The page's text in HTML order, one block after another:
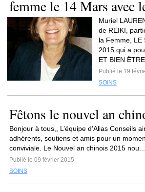
femme le 14 Mars avec
Muriel
de REIKI,
la Femme, LE
2015 qui a
ET BIEN ÊTRE
Publié le 19
SOINS
Fêtons le nouvel an
Bonjour à tous,, L’équipe d’Alias Conseils
adhérents, soutiens et amis pour un
conviviale. Le Nouvel an chinois 2015 nou...
Publié le 09 février 2015
SOINS